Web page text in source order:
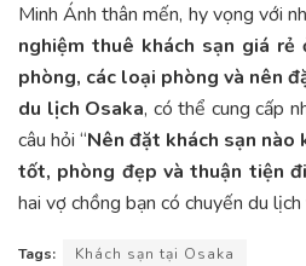
Minh Ánh thân mến, hy vọng với
nghiệm thuê khách sạn giá rẻ
phòng, các loại phòng và nên
du lịch Osaka, có thể cung cấp
câu hỏi “Nên đặt khách sạn nào
tốt, phòng đẹp và thuận tiện
hai vợ chồng bạn có chuyến du
Tags: Khách sạn tại Osaka